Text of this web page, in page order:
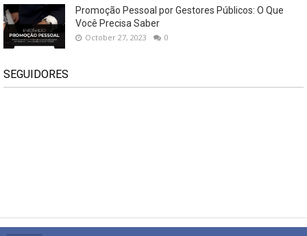
Promoção Pessoal por Gestores Públicos: O Que
Você Precisa Saber
October 27, 2023 0
SEGUIDORES